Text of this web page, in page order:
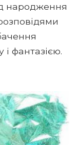
народження
фантазією.